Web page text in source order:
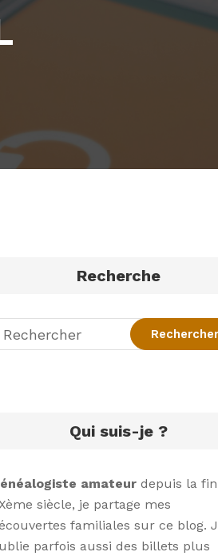
Recherche
Qui suis-je ?
amateur depuis la
siècle, je partage mes
familiales sur ce blog.
parfois aussi des billets plus